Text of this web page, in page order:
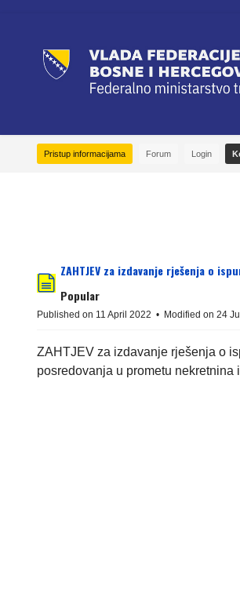
Pristup informacijama Forum Login
document
ZAHTJEV za izdavanje rješenja o
Popular
Published on 11 April 2022 Modified on 24
ZAHTJEV za izdavanje rješenja o
posredovanja u prometu nekretnina